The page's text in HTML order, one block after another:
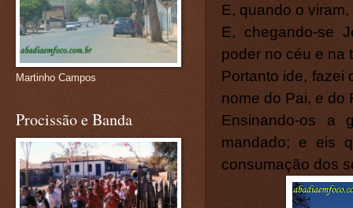
E, quando o
E, chegando-se
poder no céu e na
Portanto ide, fazei
nome do Pai, e do
Ensinando-os a
mandado; e eis
consumação dos
Martinho Campos
Procissão e Banda